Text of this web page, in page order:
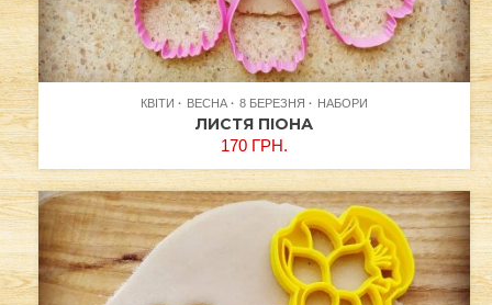
КВІТИ ВЕСНА 8 БЕРЕЗНЯ НАБОРИ
ЛИСТЯ ПІОНА
170 ГРН.